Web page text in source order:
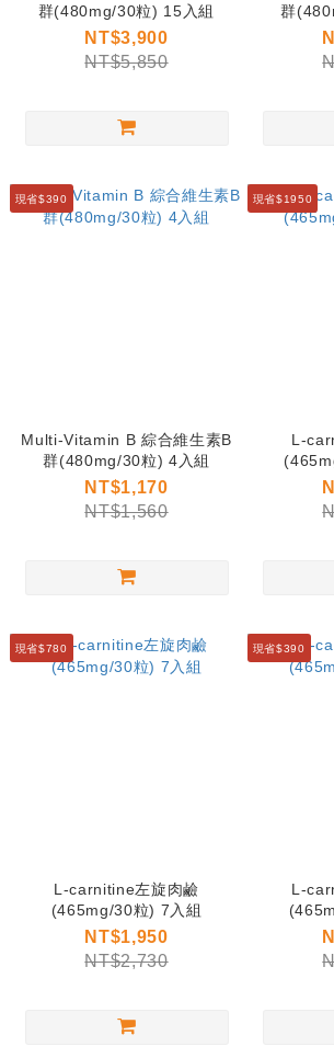
群(480mg/30粒) 15入組
NT$3,900
NT$5,850
群
現省$390
Multi-Vitamin B 綜合維生素B
群(480mg/30粒) 4入組
NT$1,170
NT$1,560
現省$1950
L-
現省$780
L-carnitine左旋肉鹼
(465mg/30粒) 7入組
NT$1,950
NT$2,730
現省$390
L-